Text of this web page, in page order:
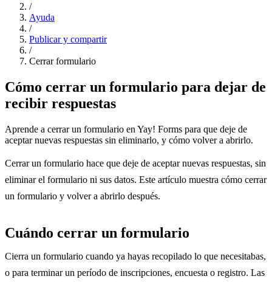
/
Ayuda
/
Publicar y compartir
/
Cerrar formulario
Cómo cerrar un formulario para dejar de
recibir respuestas
Aprende a cerrar un formulario en Yay! Forms para que deje de
aceptar nuevas respuestas sin eliminarlo, y cómo volver a abrirlo.
Cerrar un formulario hace que deje de aceptar nuevas respuestas, sin
eliminar el formulario ni sus datos. Este artículo muestra cómo cerrar
un formulario y volver a abrirlo después.
Cuándo cerrar un formulario
Cierra un formulario cuando ya hayas recopilado lo que necesitabas,
o para terminar un período de inscripciones, encuesta o registro. Las